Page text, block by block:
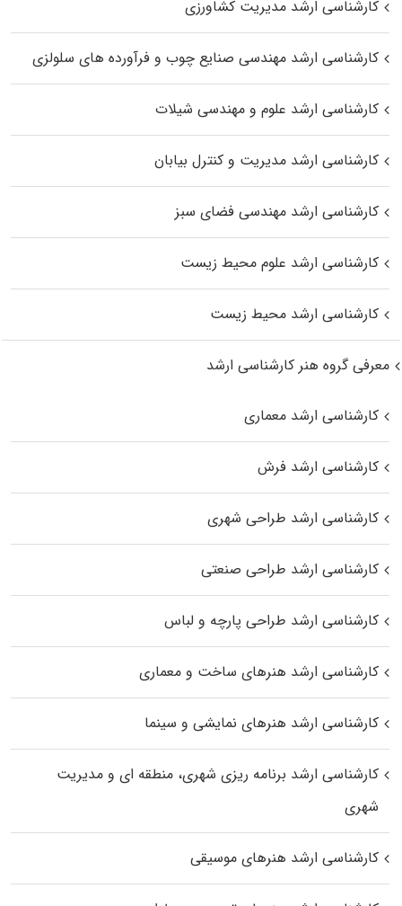
کارشناسی ارشد مدیریت کشاورزی
کارشناسی ارشد مهندسی صنایع چوب و فرآورده‌ های سلولزی
کارشناسی ارشد علوم و مهندسی شیلات
کارشناسی ارشد مدیریت و کنترل بیابان
کارشناسی ارشد مهندسی فضای سبز
کارشناسی ارشد علوم محیط‌ زیست
کارشناسی ارشد محیط زیست
معرفی گروه هنر کارشناسی ارشد
کارشناسی ارشد معماری
کارشناسی ارشد فرش
کارشناسی ارشد طراحی شهری
کارشناسی ارشد طراحی صنعتی
کارشناسی ارشد طراحی پارچه و لباس
کارشناسی ارشد هنرهای ساخت و معماری
کارشناسی ارشد هنرهای نمایشی و سینما
کارشناسی ارشد برنامه ریزی شهری، منطقه‌ ای و مدیریت
شهری
کارشناسی ارشد هنرهای موسیقی